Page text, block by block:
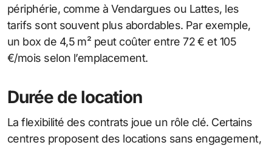
périphérie, comme à Vendargues ou Lattes, les
tarifs sont souvent plus abordables. Par exemple,
un box de 4,5 m² peut coûter entre 72 € et 105
€/mois selon l’emplacement.
Durée de location
La flexibilité des contrats joue un rôle clé. Certains
centres proposent des locations sans engagement,